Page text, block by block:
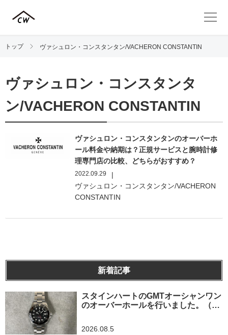
トップ ヴァシュロン・コンスタンタン/VACHERON CONSTANTIN
ヴァシュロン・コンスタンタ
ン/VACHERON CONSTANTIN
ヴァシュロン・コンスタンタンのオーバーホ
ール料金や納期は？正規サービスと腕時計修
理専門店の比較、どちらがおすすめ？
2022.09.29
|
ヴァシュロン・コンスタンタン/VACHERON
CONSTANTIN
新着記事
スタインハートのGMTオーシャンワン
のオーバーホールを行いました。（神
2026.08.5